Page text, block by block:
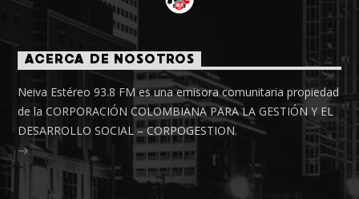
ACERCA DE NOSOTROS
Neiva Estéreo 93.8 FM es una emisora comunitaria propiedad
de la CORPORACIÓN COLOMBIANA PARA LA GESTIÓN Y EL
DESARROLLO SOCIAL – CORPOGESTION.